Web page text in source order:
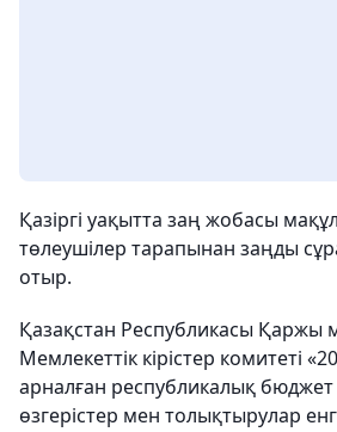
Қазіргі уақытта заң жобасы
төлеушілер тарапынан заңды
отыр.
Қазақстан Республикасы Қаржы
Мемлекеттік кірістер комитеті
арналған республикалық бюджет
өзгерістер мен толықтырулар